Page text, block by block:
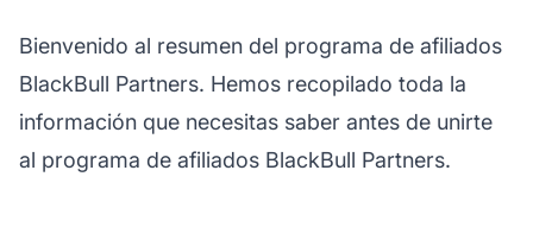
Bienvenido al resumen del programa de afiliados
BlackBull Partners. Hemos recopilado toda la
información que necesitas saber antes de unirte
al programa de afiliados BlackBull Partners.